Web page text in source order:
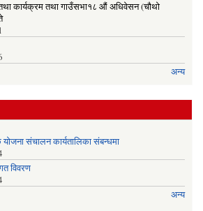
कार्यक्रम तथा गाउँसभा१८ औं अधिवेसन (चौथो
अन्य
संचालन कार्यतालिका संबन्धमा
विवरण
अन्य